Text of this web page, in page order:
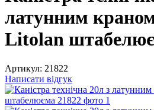
латунним
Litolan
Артикул: 21822
Написати відгук